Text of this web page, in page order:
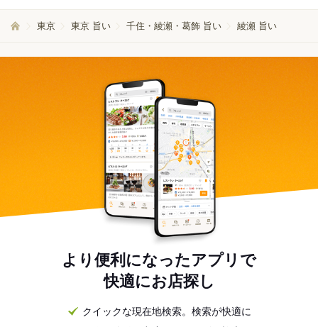
東京 東京 旨い 千住・綾瀬・葛飾 旨い 綾瀬 旨い
より便利になったアプリで
快適にお店探し
クイックな現在地検索。検索が快適に